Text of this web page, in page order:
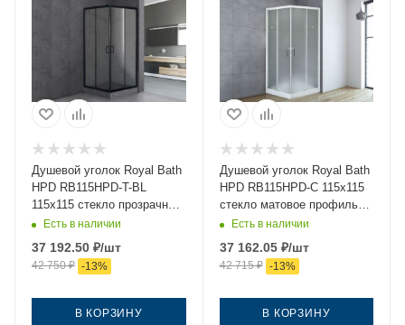
Душевой уголок Royal Bath
HPD RB115HPD-T-BL
115х115 стекло прозрачное
профиль черный без
Есть в наличии
37 192.50 ₽/шт
42 750₽ -13%
В КОРЗИНУ
Душевой уголок Royal Bath
HPD RB115HPD-C 115х115
стекло матовое профиль
белый без поддона
Есть в наличии
37 162.05₽/шт
42 715₽ -13%
В КОРЗИНУ